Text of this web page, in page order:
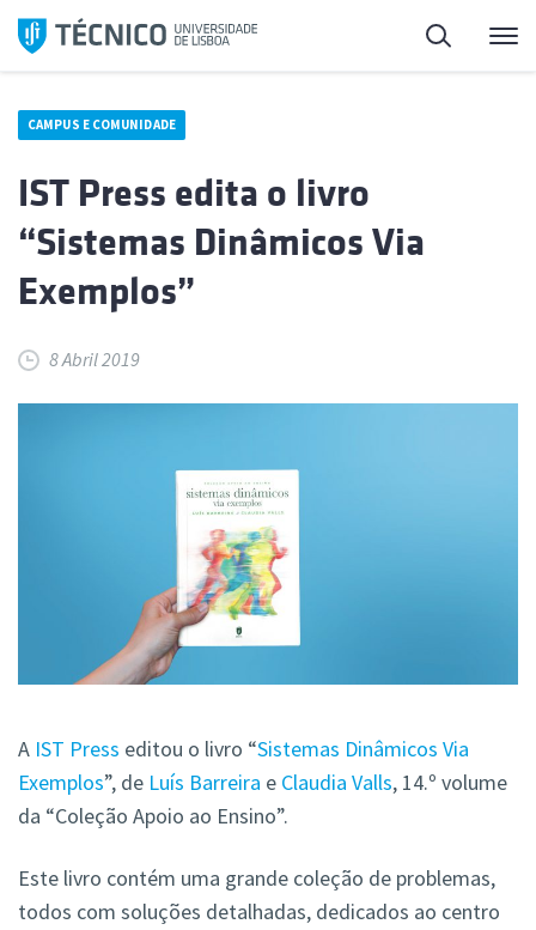
Saltar
para
Pesquisa
CAMPUS E COMUNIDADE
IST Press edita o livro
“Sistemas Dinâmicos Via
Exemplos”
8 Abril 2019
A IST Press editou o livro “Sistemas Dinâmicos Via
Exemplos”, de Luís Barreira e Claudia Valls, 14.º volume
da “Coleção Apoio ao Ensino”.
Este livro contém uma grande coleção de problemas,
todos com soluções detalhadas, dedicados ao centro